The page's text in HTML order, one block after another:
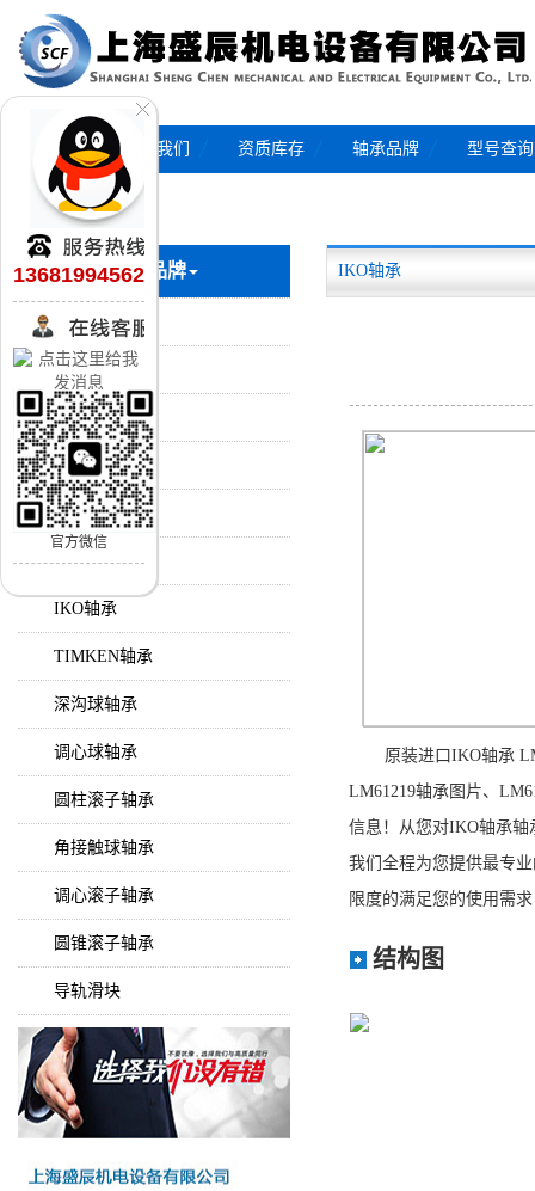
首页 关于我们 资质库存 轴承品牌 型号查询
轴承品牌
SKF轴承
FAG轴承
NSK轴承
NTN轴承
NACHI轴承
KOYO轴承
IKO轴承
TIMKEN轴承
深沟球轴承
调心球轴承
圆柱滚子轴承
角接触球轴承
调心滚子轴承
圆锥滚子轴承
导轨滑块
IKO轴承
原装进口IKO轴承
LM61219轴承图片、
信息！从您对IKO轴承轴
我们全程为您提供最专
限度的满足您的使用需
结构图
13681994562
轴承咨询
官方微信